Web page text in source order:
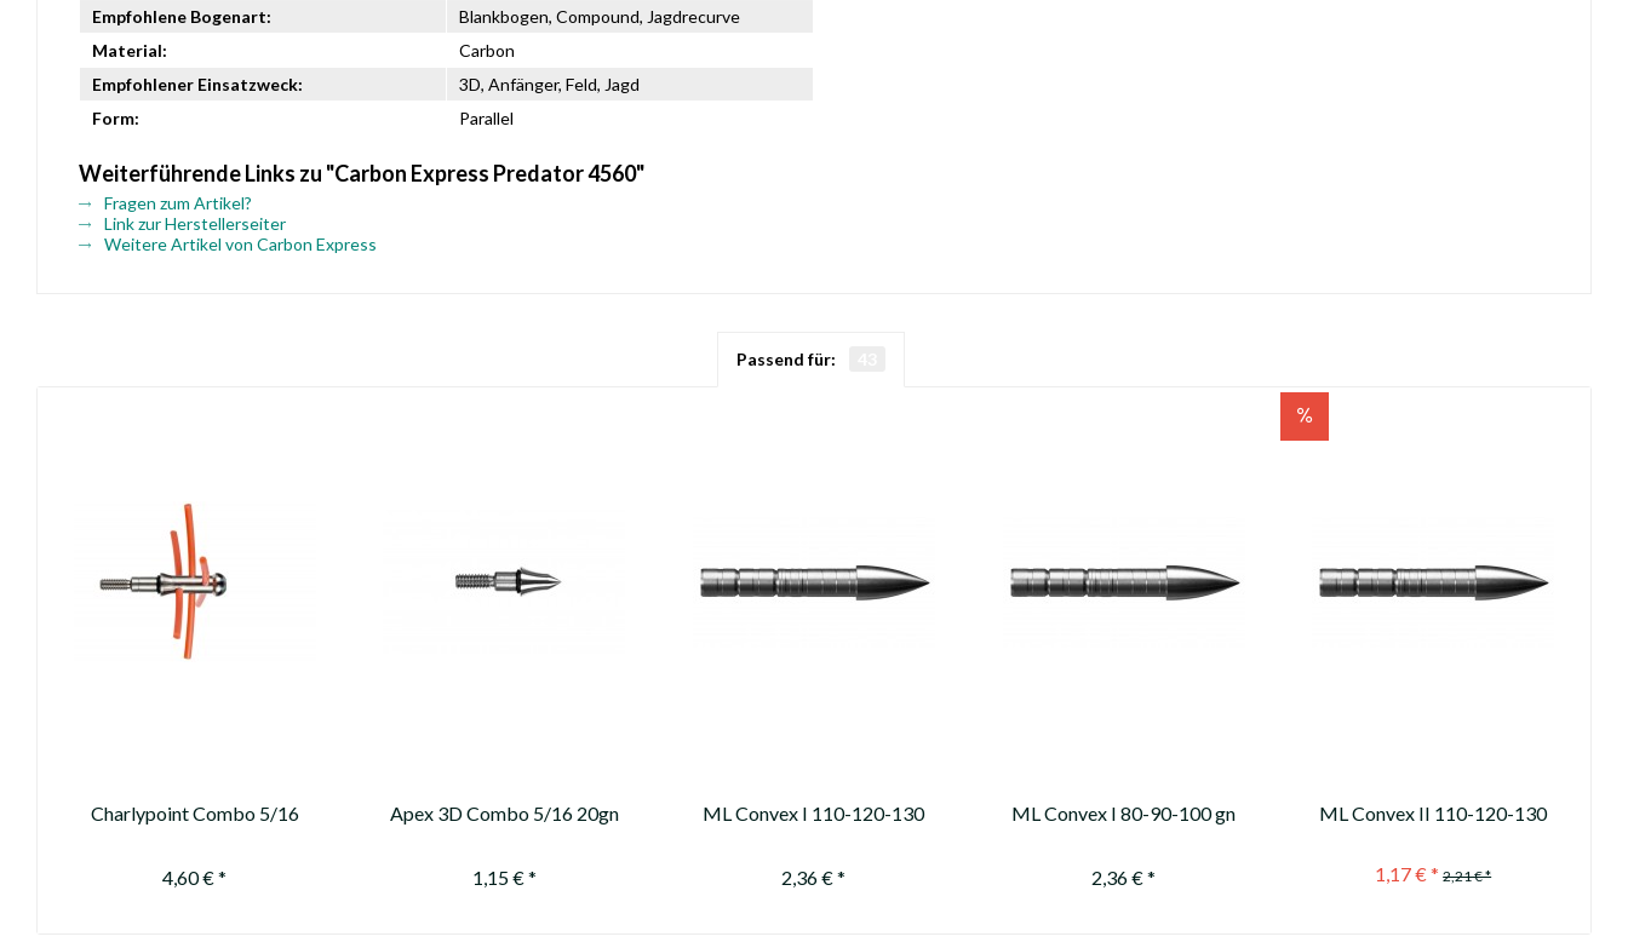
Empfohlene Bogenart:
Blankbogen, Compound, Jagdrecurve
Material:
Carbon
Empfohlener Einsatzweck:
3D, Anfänger, Feld, Jagd
Form:
Parallel
Weiterführende Links zu "Carbon Express Predator 4560"
Fragen zum Artikel?
Link zur Herstellerseiter
Weitere Artikel von Carbon Express
Passend für:
Charlypoint Combo 5/16
4,60 € *
Apex 3D Combo 5/16 20gn
1,15 € *
ML Convex I 110-120-130
durch 11301-1)
2,36 € *
ML Convex I 80-90-100 gn
11301-1)
2,36 € *
ML Convex II 110-120-130
nicht mehr...
1,17 € * 2,21 € *